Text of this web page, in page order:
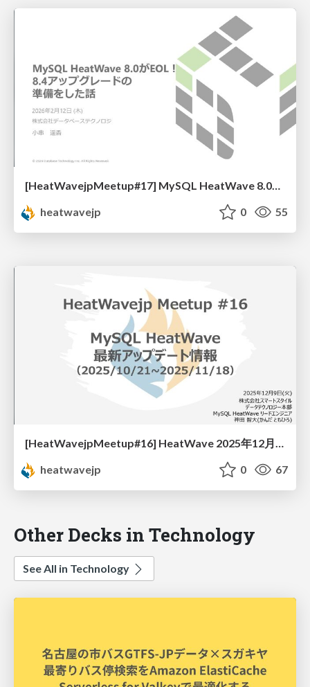
[HeatWavejpMeetup#17] MySQL HeatWave 8.0がEOL！8.4アップグレードの準備をした話 [小串 遥香 氏 (株式会社データベーステクノロジ)]
heatwavejp
0 55
[HeatWavejpMeetup#16] HeatWave 2025年12月 最新アップデート情報 [神田 智大 氏 (スマートスタイル)]
heatwavejp
0 67
Other Decks in Technology
See All in Technology